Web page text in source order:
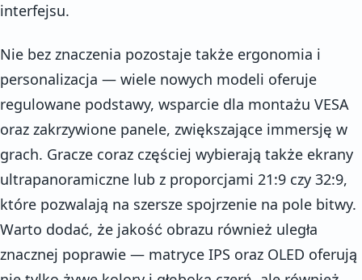
interfejsu.
Nie bez znaczenia pozostaje także ergonomia i
personalizacja — wiele nowych modeli oferuje
regulowane podstawy, wsparcie dla montażu VESA
oraz zakrzywione panele, zwiększające immersję w
grach. Gracze coraz częściej wybierają także ekrany
ultrapanoramiczne lub z proporcjami 21:9 czy 32:9,
które pozwalają na szersze spojrzenie na pole bitwy.
Warto dodać, że jakość obrazu również uległa
znacznej poprawie — matryce IPS oraz OLED oferują